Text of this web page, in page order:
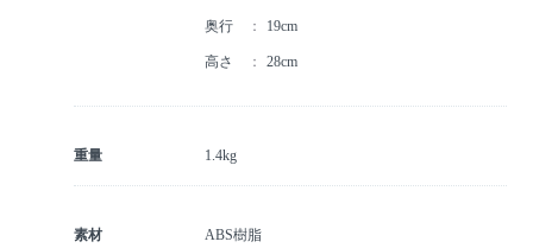
奥行 19cm
高さ 28cm
重量 1.4kg
素材 ABS樹脂